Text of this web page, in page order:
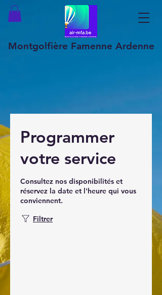
Montgolfière Famenne Ardenne
Programmer
votre service
Consultez nos disponibilités et
réservez la date et l'heure qui vous
conviennent.
Filtrer